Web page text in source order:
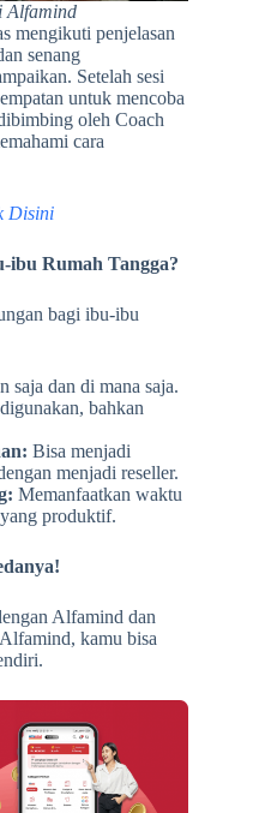
Alfamind
mengikuti penjelasan
senang
Setelah sesi
untuk mencoba
oleh Coach
cara
Disini
Rumah Tangga?
bagi ibu-ibu
saja dan di mana saja.
bahkan
Bisa menjadi
menjadi reseller.
Memanfaatkan waktu
produktif.
Alfamind dan
kamu bisa